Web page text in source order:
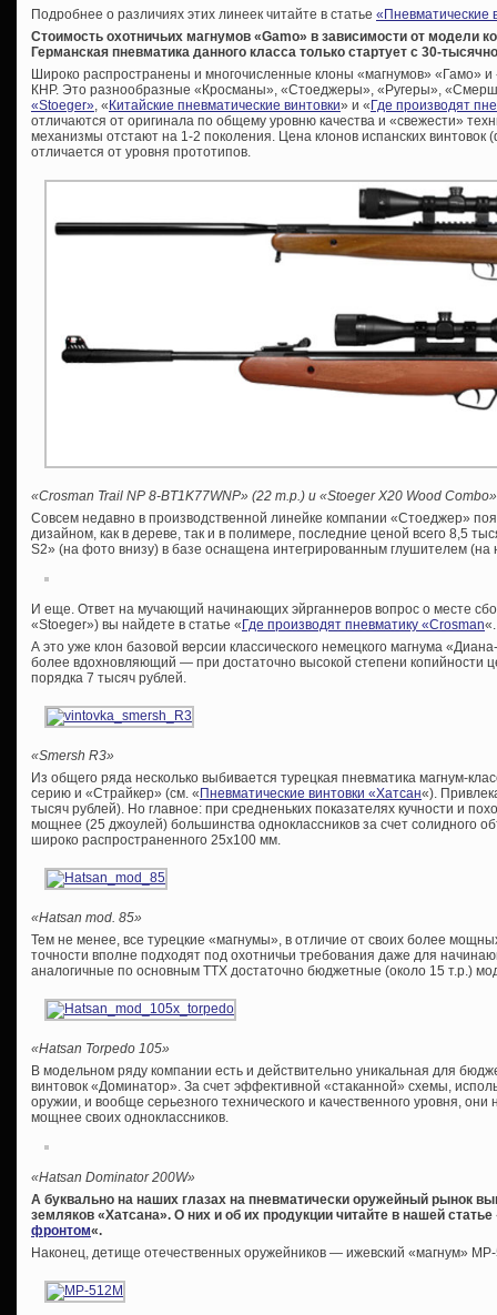
Подробнее о различиях этих линеек читайте в статье «Пневматические
Стоимость охотничьих магнумов «Gamo» в зависимости от модели
Германская пневматика данного класса только стартует с 30-
Широко распространены и многочисленные клоны «магнумов» «Гамо»
КНР. Это разнообразные «Кросманы», «Стоеджеры», «Ругеры»,
«Stoeger», « Китайские пневматические винтовки» и « Где производят
отличаются от оригинала по общему уровню качества и «свежести»
механизмы отстают на 1-2 поколения. Цена клонов испанских винтовок
отличается от уровня прототипов.
«Crosman Trail NP 8-BT1K77WNP» (22 т.р.) и «Stoeger X20 Wood
Совсем недавно в производственной линейке компании «Стоеджер»
дизайном, как в дереве, так и в полимере, последние ценой всего 8,5
S2» (на фото внизу) в базе оснащена интегрированным глушителем
И еще. Ответ на мучающий начинающих эйрганнеров вопрос о месте
«Stoeger») вы найдете в статье « Где производят пневматику «Crosman«.
А это уже клон базовой версии классического немецкого магнума
более вдохновляющий — при достаточно высокой степени копийности
порядка 7 тысяч рублей.
«Smersh R3»
Из общего ряда несколько выбивается турецкая пневматика магнум-
серию и «Страйкер» (см. « Пневматические винтовки «Хатсан«).
тысяч рублей). Но главное: при средненьких показателях кучности и
мощнее (25 джоулей) большинства одноклассников за счет солидного
широко распространенного 25х100 мм.
«Hatsan mod. 85»
Тем не менее, все турецкие «магнумы», в отличие от своих более
точности вполне подходят под охотничьи требования даже для
аналогичные по основным ТТХ достаточно бюджетные (около 15 т.р.)
«Hatsan Torpedo 105»
В модельном ряду компании есть и действительно уникальная для
винтовок «Доминатор». За счет эффективной «стаканной» схемы,
оружии, и вообще серьезного технического и качественного уровня,
мощнее своих одноклассников.
«Hatsan Dominator 200W»
А буквально на наших глазах на пневматически оружейный рынок
земляков «Хатсана». О них и об их продукции читайте в нашей статье
фронтом«.
Наконец, детище отечественных оружейников — ижевский «магнум»